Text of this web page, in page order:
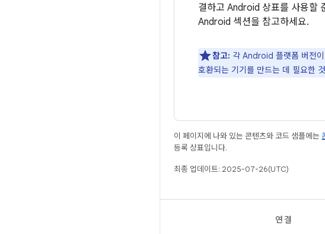
결하고 Android 상표를 사용할
Android 섹션을 참고하세요.
참고: 각 Android 플랫폼 버전
호환되는 기기를 만드는 데 필요한
이 페이지에 나와 있는 콘텐츠와 코드 샘플에는
등록 상표입니다.
최종 업데이트: 2025-07-26(UTC)
연결